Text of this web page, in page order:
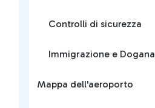
Controlli di sicurezza
Immigrazione e Dogana
Mappa dell'aeroporto